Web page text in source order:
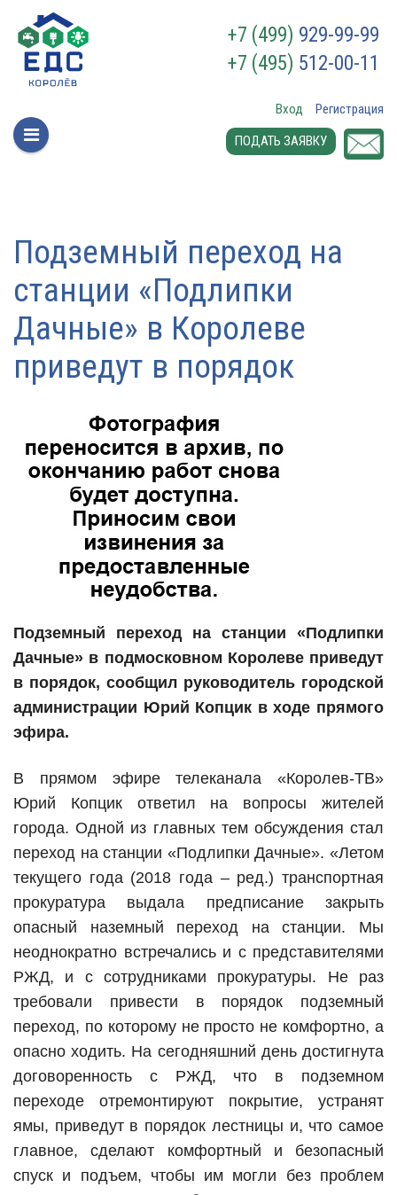
+7 (499) 929-99-99
+7 (495) 512-00-11
Вход
Регистрация
ПОДАТЬ ЗАЯВКУ
Подземный переход на
станции «Подлипки
Дачные» в Королеве
приведут в порядок
Подземный переход на станции «Подлипки
Дачные» в подмосковном Королеве приведут
в порядок, сообщил руководитель городской
администрации Юрий Копцик в ходе прямого
эфира.
В прямом эфире телеканала «Королев-ТВ»
Юрий Копцик ответил на вопросы жителей
города. Одной из главных тем обсуждения стал
переход на станции «Подлипки Дачные». «Летом
текущего года (2018 года – ред.) транспортная
прокуратура выдала предписание закрыть
опасный наземный переход на станции. Мы
неоднократно встречались и с представителями
РЖД, и с сотрудниками прокуратуры. Не раз
требовали привести в порядок подземный
переход, по которому не просто не комфортно, а
опасно ходить. На сегодняшний день достигнута
договоренность с РЖД, что в подземном
переходе отремонтируют покрытие, устранят
ямы, приведут в порядок лестницы и, что самое
главное, сделают комфортный и безопасный
спуск и подъем, чтобы им могли без проблем